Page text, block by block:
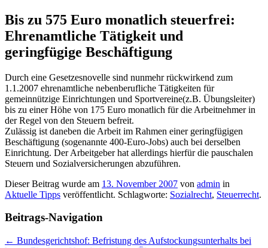
Bis zu 575 Euro monatlich steuerfrei:
Ehrenamtliche Tätigkeit und
geringfügige Beschäftigung
Durch eine Gesetzesnovelle sind nunmehr rückwirkend zum
1.1.2007 ehrenamtliche nebenberufliche Tätigkeiten für
gemeinnützige Einrichtungen und Sportvereine(z.B. Übungsleiter)
bis zu einer Höhe von 175 Euro monatlich für die Arbeitnehmer in
der Regel von den Steuern befreit.
Zulässig ist daneben die Arbeit im Rahmen einer geringfügigen
Beschäftigung (sogenannte 400-Euro-Jobs) auch bei derselben
Einrichtung. Der Arbeitgeber hat allerdings hierfür die pauschalen
Steuern und Sozialversicherungen abzuführen.
Dieser Beitrag wurde am 13. November 2007 von admin in
Aktuelle Tipps veröffentlicht. Schlagworte: Sozialrecht, Steuerrecht.
Beitrags-Navigation
← Bundesgerichtshof: Befristung des Aufstockungsunterhalts bei